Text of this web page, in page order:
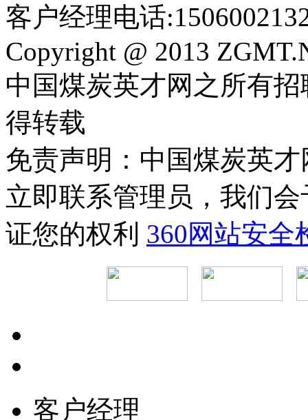
客户经理电话
Copyright @ 2013
中国煤炭英才网之所有
得转载
免责声明：中国煤炭英
立即联系管理员，我们
证您的权利 360网站安全
客户经理